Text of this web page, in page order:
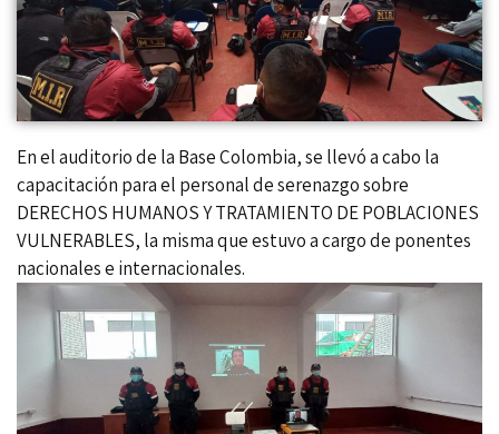
En el auditorio de la Base Colombia, se llevó a cabo la
capacitación para el personal de serenazgo sobre
DERECHOS HUMANOS Y TRATAMIENTO DE POBLACIONES
VULNERABLES, la misma que estuvo a cargo de ponentes
nacionales e internacionales.